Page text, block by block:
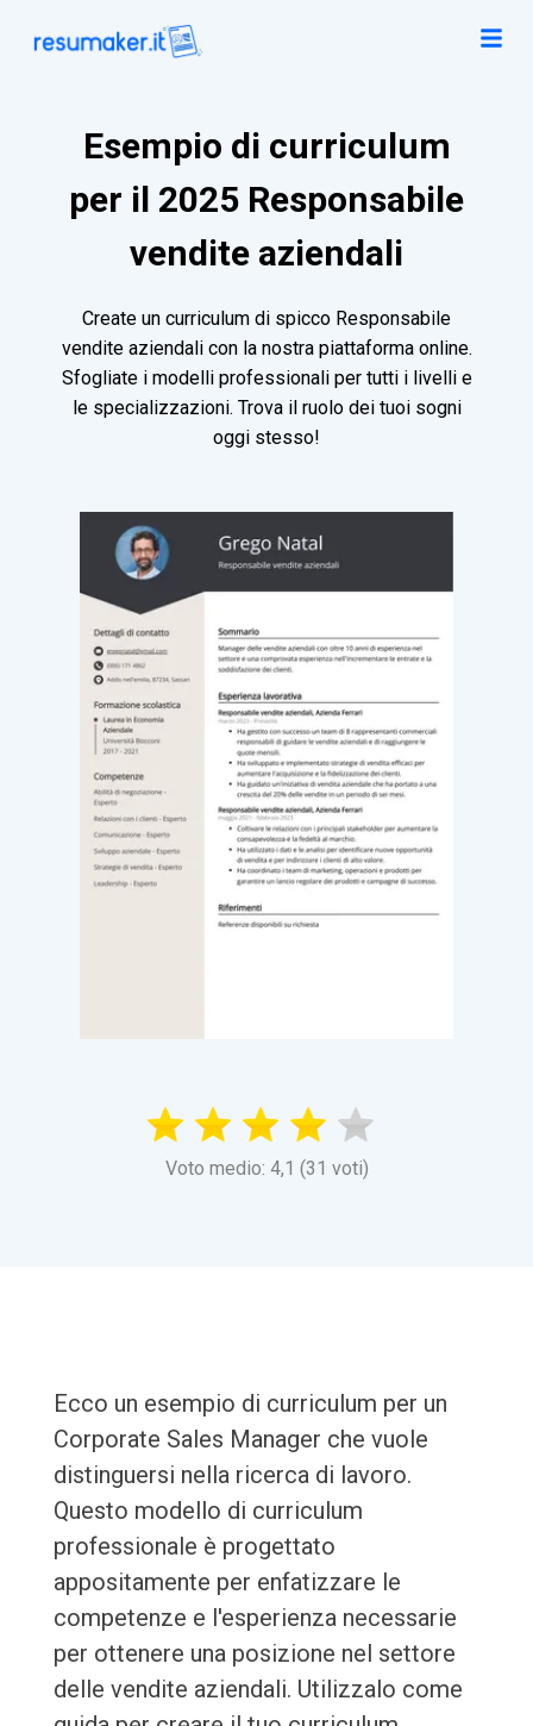
Esempio di curriculum
per il 2025 Responsabile
vendite aziendali
Create un curriculum di spicco Responsabile
vendite aziendali con la nostra piattaforma online.
Sfogliate i modelli professionali per tutti i livelli e
le specializzazioni. Trova il ruolo dei tuoi sogni
oggi stesso!
Voto medio: 4,1 (31 voti)
Ecco un esempio di curriculum per un
Corporate Sales Manager che vuole
distinguersi nella ricerca di lavoro.
Questo modello di curriculum
professionale è progettato
appositamente per enfatizzare le
competenze e l'esperienza necessarie
per ottenere una posizione nel settore
delle vendite aziendali. Utilizzalo come